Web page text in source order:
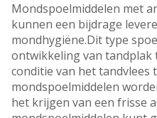
Mondspoelmiddelen met
kunnen een bijdrage
mondhygiëne.Dit type
ontwikkeling van tandplak
conditie van het tandvlees
mondspoelmiddelen
het krijgen van een frisse